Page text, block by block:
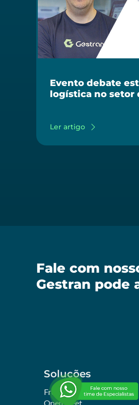
Evento debate
logística no setor
Ler artigo
Fale com
Gestran pode
Soluções
Frotas
Open Fleet